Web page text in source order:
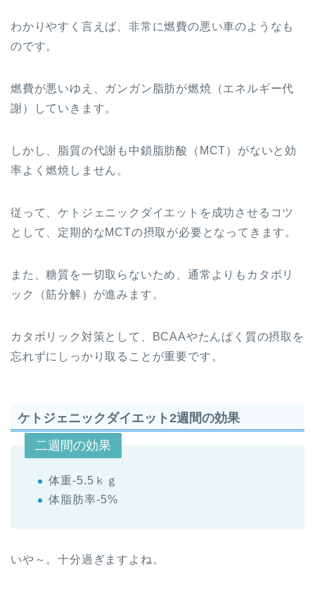
わかりやすく言えば、非常に燃費の悪い車のようなも
のです。
燃費が悪いゆえ、ガンガン脂肪が燃焼（エネルギー代
謝）していきます。
しかし、脂質の代謝も中鎖脂肪酸（MCT）がないと効
率よく燃焼しません。
従って、ケトジェニックダイエットを成功させるコツ
として、定期的なMCTの摂取が必要となってきます。
また、糖質を一切取らないため、通常よりもカタボリ
ック（筋分解）が進みます。
カタボリック対策として、BCAAやたんぱく質の摂取を
忘れずにしっかり取ることが重要です。
ケトジェニックダイエット2週間の効果
二週間の効果
体重-5.5ｋｇ
体脂肪率-5%
いや～。十分過ぎますよね。